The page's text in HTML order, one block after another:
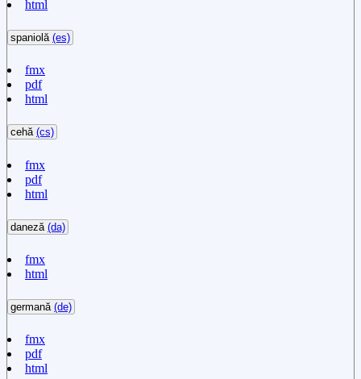
html
spaniolă (es)
fmx
pdf
html
cehă (cs)
fmx
pdf
html
daneză (da)
fmx
html
germană (de)
fmx
pdf
html